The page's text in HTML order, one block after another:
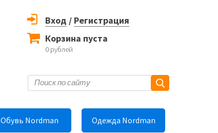
Вход / Регистрация
Корзина пуста
0 рублей
Обувь Nordman Одежда Nordman